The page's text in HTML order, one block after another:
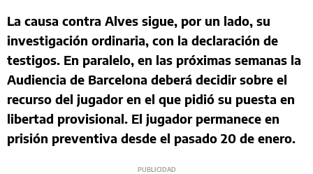
La causa contra Alves sigue, por un lado, su
investigación ordinaria, con la declaración de
testigos. En paralelo, en las próximas semanas la
Audiencia de Barcelona deberá decidir sobre el
recurso del jugador en el que pidió su puesta en
libertad provisional. El jugador permanece en
prisión preventiva desde el pasado 20 de enero.